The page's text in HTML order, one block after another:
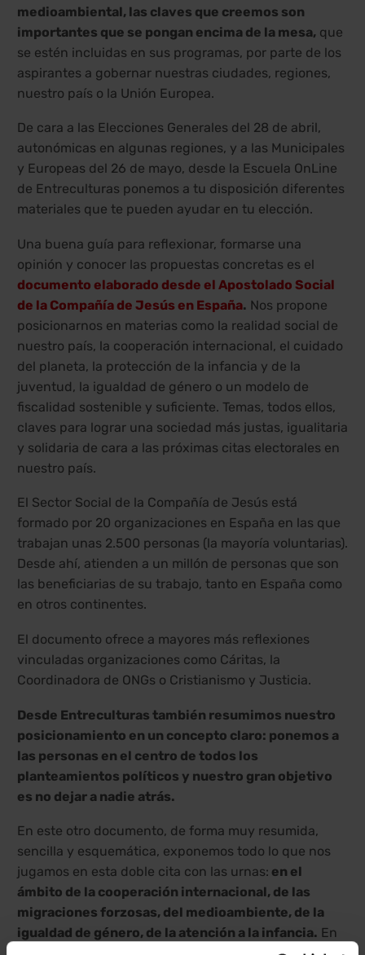
medioambiental, las claves que creemos son
importantes que se pongan encima de la mesa, que
se estén incluidas en sus programas, por parte de los
aspirantes a gobernar nuestras ciudades, regiones,
nuestro país o la Unión Europea.
De cara a las Elecciones Generales del 28 de abril,
autonómicas en algunas regiones, y a las Municipales
y Europeas del 26 de mayo, desde la Escuela OnLine
de Entreculturas ponemos a tu disposición diferentes
materiales que te pueden ayudar en tu elección.
Una buena guía para reflexionar, formarse una
opinión y conocer las propuestas concretas es el
documento elaborado desde el Apostolado Social
de la Compañía de Jesús en España. Nos propone
posicionarnos en materias como la realidad social de
nuestro país, la cooperación internacional, el cuidado
del planeta, la protección de la infancia y de la
juventud, la igualdad de género o un modelo de
fiscalidad sostenible y suficiente. Temas, todos ellos,
claves para lograr una sociedad más justas, igualitaria
y solidaria de cara a las próximas citas electorales en
nuestro país.
El Sector Social de la Compañía de Jesús está
formado por 20 organizaciones en España en las que
trabajan unas 2.500 personas (la mayoría voluntarias).
Desde ahí, atienden a un millón de personas que son
las beneficiarias de su trabajo, tanto en España como
en otros continentes.
El documento ofrece a mayores más reflexiones
vinculadas organizaciones como Cáritas, la
Coordinadora de ONGs o Cristianismo y Justicia.
Desde Entreculturas también resumimos nuestro
posicionamiento en un concepto claro: ponemos a
las personas en el centro de todos los
planteamientos políticos y nuestro gran objetivo
es no dejar a nadie atrás.
En este otro documento, de forma muy resumida,
sencilla y esquemática, exponemos todo lo que nos
jugamos en esta doble cita con las urnas: en el
ámbito de la cooperación internacional, de las
migraciones forzosas, del medioambiente, de la
igualdad de género, de la atención a la infancia. En